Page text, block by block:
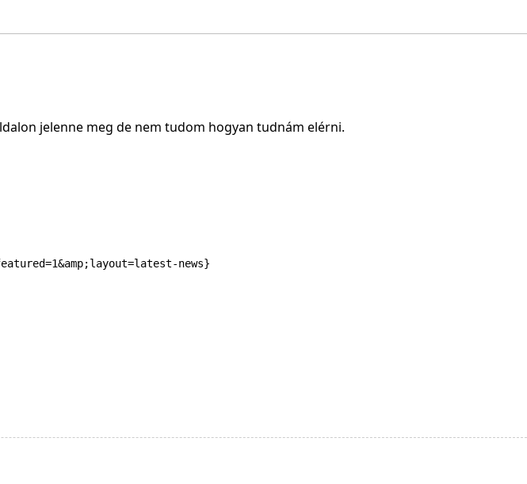
jelenne meg de nem tudom hogyan tudnám elérni.
news}